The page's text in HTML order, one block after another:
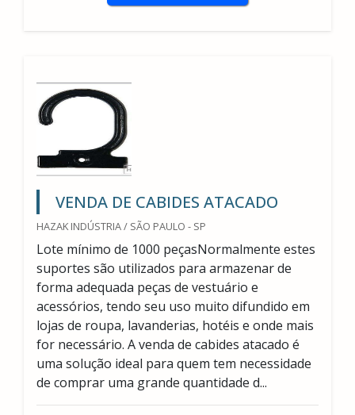
VENDA DE CABIDES ATACADO
HAZAK INDÚSTRIA / SÃO PAULO - SP
Lote mínimo de 1000 peçasNormalmente estes
suportes são utilizados para armazenar de
forma adequada peças de vestuário e
acessórios, tendo seu uso muito difundido em
lojas de roupa, lavanderias, hotéis e onde mais
for necessário. A venda de cabides atacado é
uma solução ideal para quem tem necessidade
de comprar uma grande quantidade d...